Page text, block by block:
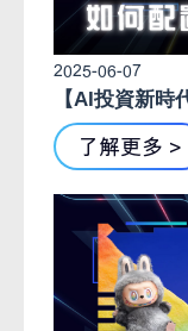
2025-06-07
【AI投資新
了解更多 >